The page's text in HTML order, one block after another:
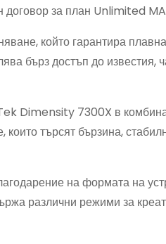
за план Unlimited
който гарантира
бърз достъп до известия,
Dimensity 7300X в
търсят бързина,
на формата на
различни режими за